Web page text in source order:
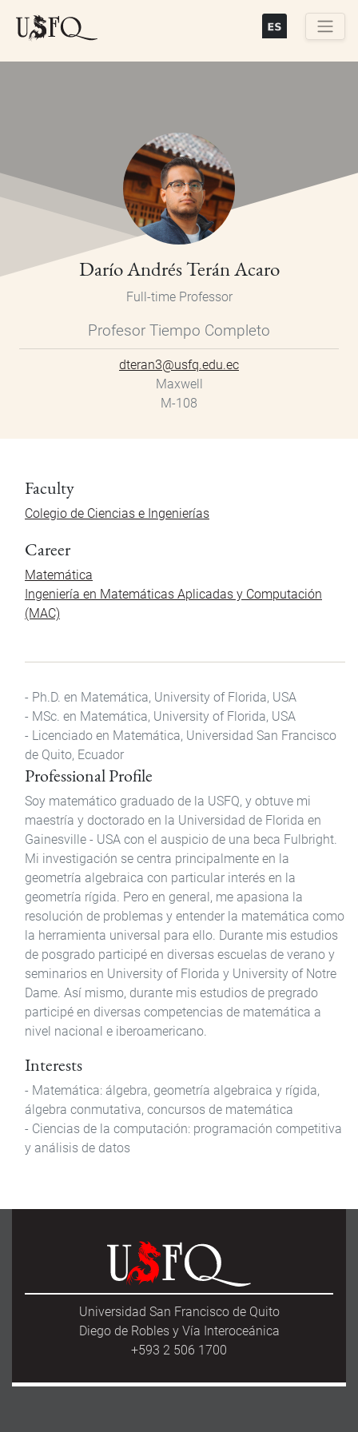
Darío Andrés Terán Acaro
Full-time Professor
Profesor Tiempo Completo
dteran3@usfq.edu.ec
Maxwell
M-108
Faculty
Colegio de Ciencias e Ingenierías
Career
Matemática
Ingeniería en Matemáticas Aplicadas y Computación
(MAC)
- Ph.D. en Matemática, University of Florida, USA
- MSc. en Matemática, University of Florida, USA
- Licenciado en Matemática, Universidad San Francisco
de Quito, Ecuador
Professional Profile
Soy matemático graduado de la USFQ, y obtuve mi
maestría y doctorado en la Universidad de Florida en
Gainesville - USA con el auspicio de una beca Fulbright.
Mi investigación se centra principalmente en la
geometría algebraica con particular interés en la
geometría rígida. Pero en general, me apasiona la
resolución de problemas y entender la matemática como
la herramienta universal para ello. Durante mis estudios
de posgrado participé en diversas escuelas de verano y
seminarios en University of Florida y University of Notre
Dame. Así mismo, durante mis estudios de pregrado
participé en diversas competencias de matemática a
nivel nacional e iberoamericano.
Interests
- Matemática: álgebra, geometría algebraica y rígida,
álgebra conmutativa, concursos de matemática
- Ciencias de la computación: programación competitiva
y análisis de datos
Universidad San Francisco de Quito
Diego de Robles y Vía Interoceánica
+593 2 506 1700